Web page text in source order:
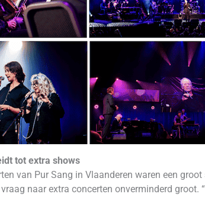
tot extra shows
van Pur Sang in Vlaanderen waren een
naar extra concerten onverminderd